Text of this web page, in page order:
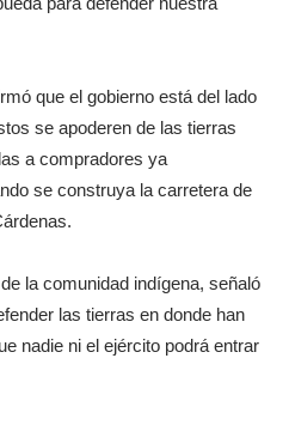
que el gobierno está del lado
se apoderen de las tierras
a compradores ya
se construya la carretera de
la comunidad indígena, señaló
las tierras en donde han
nadie ni el ejército podrá entrar